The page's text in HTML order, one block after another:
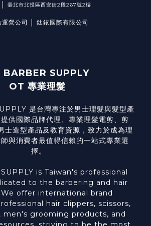
臺北市北投區西安街2段267號2樓
運營公司 │ 鈦銥國際有限公司
BARBER SUPPLY
OT 專業理髮
是台灣專注於男士理髮與髮型產
供國際品牌代理、專業理髮電剪、剪
士造型產品及教育資源，致力於成為理
與消費者最值得信賴的一站式專業選
擇。
is Taiwan's professional
to the barbering and hair
offer international brand
hair clippers, scissors,
men's grooming products, and